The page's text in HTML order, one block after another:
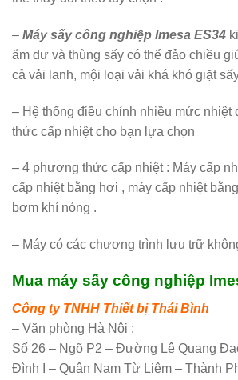
– Máy sấy công nghiệp Imesa ES34
ẩm dư và thùng sấy có thể đảo chiều
cả vải lanh, mội loại vải khá khó giặt
– Hệ thống điều chỉnh nhiều mức nhiệt
thức cấp nhiệt cho bạn lựa chọn
– 4 phương thức cấp nhiệt : Máy cấp
cấp nhiệt bằng hơi , máy cấp nhiệt
bơm khí nóng .
– Máy có các chương trình lưu trữ
Mua máy sấy công nghiệp
Công ty TNHH Thiết bị Thái Bình
– Văn phòng Hà Nội :
Số 26 – Ngõ P2 – Đường Lê Quang
Đình I – Quận Nam Từ Liêm – Thành